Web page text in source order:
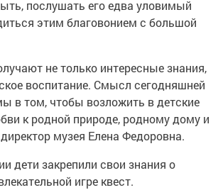
послушать его едва уловимый
этим благовонием с большой
не только интересные знания,
воспитание. Смысл сегодняшней
в том, чтобы возложить в детские
к родной природе, родному дому и
музея Елена Федоровна.
дети закрепили свои знания о
игре квест.